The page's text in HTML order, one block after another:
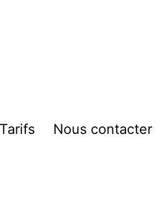
Tarifs Nous contacter